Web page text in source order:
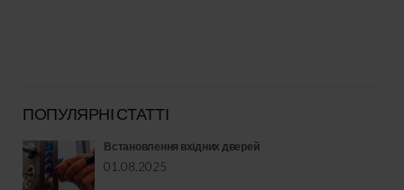
ПОПУЛЯРНІ СТАТТІ
Встановлення вхідних дверей
01.08.2025